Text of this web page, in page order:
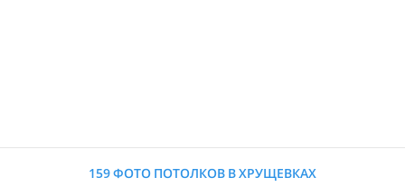
159 ФОТО ПОТОЛКОВ В ХРУЩЕВКАХ